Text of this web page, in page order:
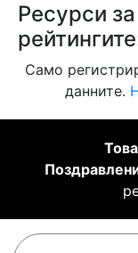
Ресурси
Само
данните.